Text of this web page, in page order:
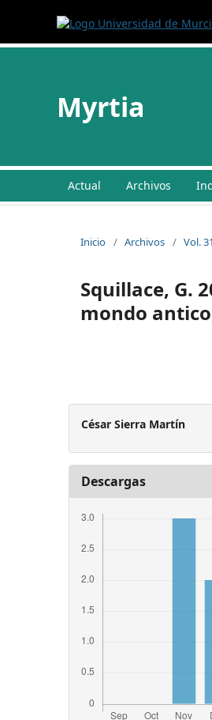
Myrtia
Actual Archivos
Inicio / Archivos / Vol.
Squillace, G.
mondo
César Sierra Martín
Descargas